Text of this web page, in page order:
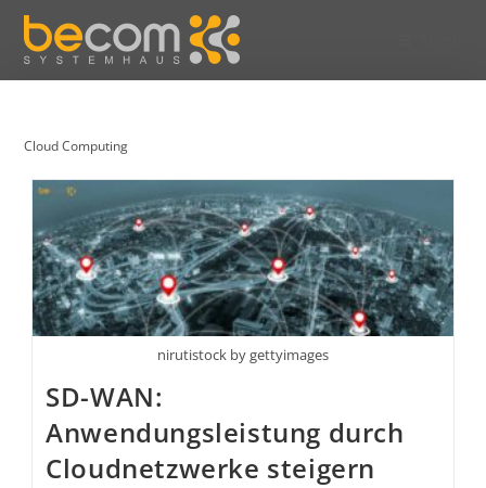
Cloud Computing
nirutistock by gettyimages
SD-WAN:
Anwendungsleistung durch
Cloudnetzwerke steigern